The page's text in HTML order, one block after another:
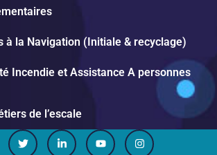
à la Navigation (Initiale & recyclage)
Incendie et Assistance A personnes
de l’escale